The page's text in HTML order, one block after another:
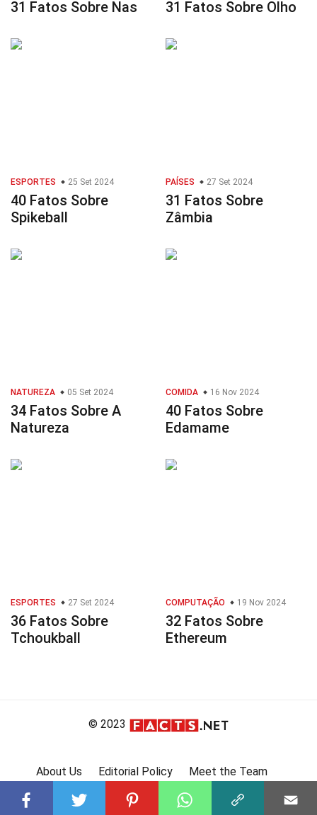
31 Fatos Sobre Nas 31 Fatos Sobre Olho
ESPORTES 25 Set 2024
40 Fatos Sobre
Spikeball
PAÍSES 27 Set 2024
31 Fatos Sobre
Zâmbia
NATUREZA 05 Set 2024
34 Fatos Sobre A
Natureza
COMIDA 16 Nov 2024
40 Fatos Sobre
Edamame
ESPORTES 27 Set 2024
36 Fatos Sobre
Tchoukball
COMPUTAÇÃO 19 Nov 2024
32 Fatos Sobre
Ethereum
© 2023
About Us Editorial Policy
Meet the Team
Contact Us
Affiliate Disclosure
DMCA Terms Privacy Policy